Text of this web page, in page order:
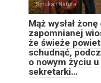
Sztuka i Natura
Mąż wysłał
zapomnianej
że świeże
schudnąć,
o nowym życiu u
sekretarki…